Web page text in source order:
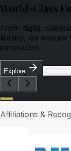
World-Class
From digital
library, we ensure
innovation.
Explore
Affiliations &